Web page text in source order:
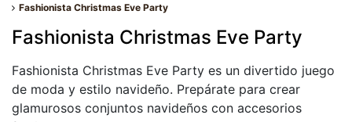
Fashionista Christmas Eve Party
Fashionista Christmas Eve Party
Fashionista Christmas Eve Party es un divertido juego
de moda y estilo navideño. Prepárate para crear
glamurosos conjuntos navideños con accesorios